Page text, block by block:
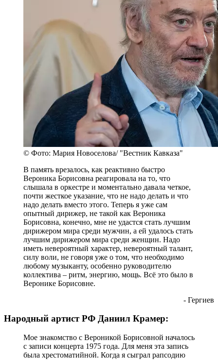
© Фото: Мария Новоселова/ "Вестник Кавказа"
В память врезалось, как реактивно быстро
Вероника Борисовна реагировала на то, что
слышала в оркестре и моментально давала четкое,
почти жесткое указание, что не надо делать и что
надо делать вместо этого. Теперь я уже сам
опытный дирижер, не такой как Вероника
Борисовна, конечно, мне не удастся стать лучшим
дирижером мира среди мужчин, а ей удалось стать
лучшим дирижером мира среди женщин. Надо
иметь невероятный характер, невероятный талант,
силу воли, не говоря уже о том, что необходимо
любому музыканту, особенно руководителю
коллектива – ритм, энергию, мощь. Всё это было в
Веронике Борисовне.
- Гергиев
Народный артист РФ Даниил Крамер:
Мое знакомство с Вероникой Борисовной началось
с записи концерта 1975 года. Для меня эта запись
была хрестоматийной. Когда я сыграл рапсодию